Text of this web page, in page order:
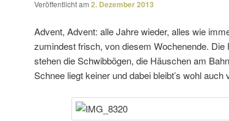
Veröffentlicht am 2. Dezember 2013
Advent, Advent: alle Jahre wieder, alles wie
zumin­dest frisch, von diesem Wochenende.
stehen die Schwibbögen, die Häuschen am
Schnee liegt keiner und dabei bleibt’s wohl auch